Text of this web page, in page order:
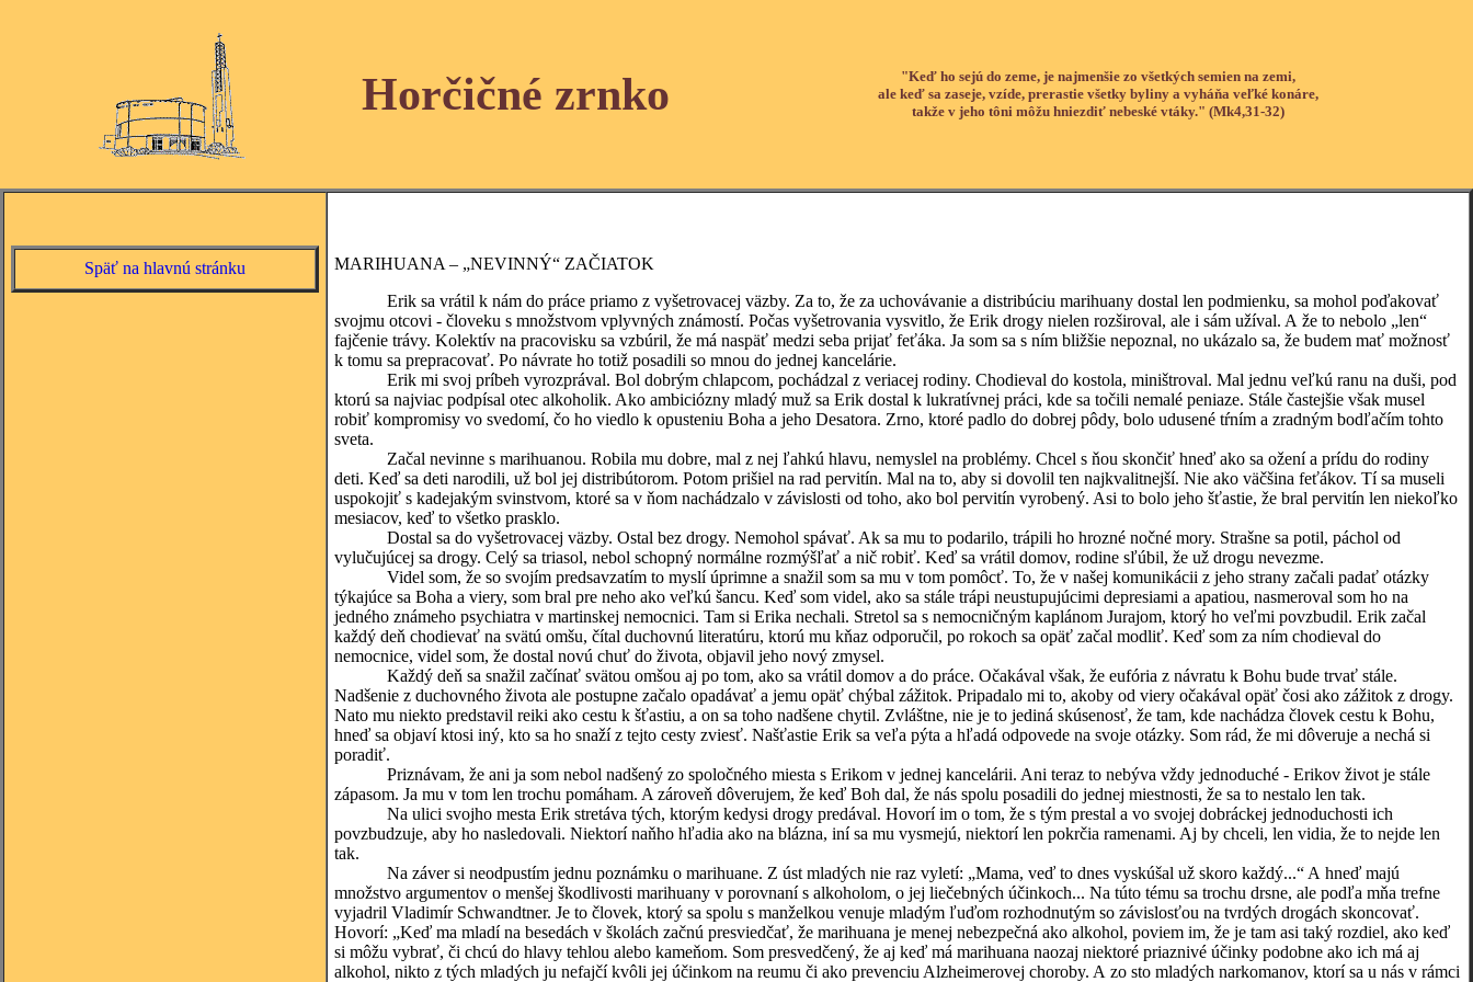
Horčičné zrnko
"Keď ho sejú do zeme, je najmenšie zo všetkých semien na zemi,
ale keď sa zaseje, vzíde, prerastie všetky byliny a vyháňa veľké konáre,
takže v jeho tôni môžu hniezdiť nebeské vtáky." (Mk4,31-32)
Späť na hlavnú stránku
MARIHUANA – „NEVINNÝ“ ZAČIATOK
Erik sa vrátil k nám do práce priamo z vyšetrovacej väzby. Za to, že za uchovávanie a distribúciu marihuany dostal len podmienku, sa mohol poďakovať
svojmu otcovi - človeku s množstvom vplyvných známostí. Počas vyšetrovania vysvitlo, že Erik drogy nielen rozširoval, ale i sám užíval. A že to nebolo „len“
fajčenie trávy. Kolektív na pracovisku sa vzbúril, že má naspäť medzi seba prijať feťáka. Ja som sa s ním bližšie nepoznal, no ukázalo sa, že budem mať možnosť
k tomu sa prepracovať. Po návrate ho totiž posadili so mnou do jednej kancelárie.
Erik mi svoj príbeh vyrozprával. Bol dobrým chlapcom, pochádzal z veriacej rodiny. Chodieval do kostola, miništroval. Mal jednu veľkú ranu na duši, pod
ktorú sa najviac podpísal otec alkoholik. Ako ambiciózny mladý muž sa Erik dostal k lukratívnej práci, kde sa točili nemalé peniaze. Stále častejšie však musel
robiť kompromisy vo svedomí, čo ho viedlo k opusteniu Boha a jeho Desatora. Zrno, ktoré padlo do dobrej pôdy, bolo udusené tŕním a zradným bodľačím tohto
sveta.
Začal nevinne s marihuanou. Robila mu dobre, mal z nej ľahkú hlavu, nemyslel na problémy. Chcel s ňou skončiť hneď ako sa ožení a prídu do rodiny
deti. Keď sa deti narodili, už bol jej distribútorom. Potom prišiel na rad pervitín. Mal na to, aby si dovolil ten najkvalitnejší. Nie ako väčšina feťákov. Tí sa museli
uspokojiť s kadejakým svinstvom, ktoré sa v ňom nachádzalo v závislosti od toho, ako bol pervitín vyrobený. Asi to bolo jeho šťastie, že bral pervitín len niekoľko
mesiacov, keď to všetko prasklo.
Dostal sa do vyšetrovacej väzby. Ostal bez drogy. Nemohol spávať. Ak sa mu to podarilo, trápili ho hrozné nočné mory. Strašne sa potil, páchol od
vylučujúcej sa drogy. Celý sa triasol, nebol schopný normálne rozmýšľať a nič robiť. Keď sa vrátil domov, rodine sľúbil, že už drogu nevezme.
Videl som, že so svojím predsavzatím to myslí úprimne a snažil som sa mu v tom pomôcť. To, že v našej komunikácii z jeho strany začali padať otázky
týkajúce sa Boha a viery, som bral pre neho ako veľkú šancu. Keď som videl, ako sa stále trápi neustupujúcimi depresiami a apatiou, nasmeroval som ho na
jedného známeho psychiatra v martinskej nemocnici. Tam si Erika nechali. Stretol sa s nemocničným kaplánom Jurajom, ktorý ho veľmi povzbudil. Erik začal
každý deň chodievať na svätú omšu, čítal duchovnú literatúru, ktorú mu kňaz odporučil, po rokoch sa opäť začal modliť. Keď som za ním chodieval do
nemocnice, videl som, že dostal novú chuť do života, objavil jeho nový zmysel.
Každý deň sa snažil začínať svätou omšou aj po tom, ako sa vrátil domov a do práce. Očakával však, že eufória z návratu k Bohu bude trvať stále.
Nadšenie z duchovného života ale postupne začalo opadávať a jemu opäť chýbal zážitok. Pripadalo mi to, akoby od viery očakával opäť čosi ako zážitok z drogy.
Nato mu niekto predstavil reiki ako cestu k šťastiu, a on sa toho nadšene chytil. Zvláštne, nie je to jediná skúsenosť, že tam, kde nachádza človek cestu k Bohu,
hneď sa objaví ktosi iný, kto sa ho snaží z tejto cesty zviesť. Našťastie Erik sa veľa pýta a hľadá odpovede na svoje otázky. Som rád, že mi dôveruje a nechá si
poradiť.
Priznávam, že ani ja som nebol nadšený zo spoločného miesta s Erikom v jednej kancelárii. Ani teraz to nebýva vždy jednoduché - Erikov život je stále
zápasom. Ja mu v tom len trochu pomáham. A zároveň dôverujem, že keď Boh dal, že nás spolu posadili do jednej miestnosti, že sa to nestalo len tak.
Na ulici svojho mesta Erik stretáva tých, ktorým kedysi drogy predával. Hovorí im o tom, že s tým prestal a vo svojej dobráckej jednoduchosti ich
povzbudzuje, aby ho nasledovali. Niektorí naňho hľadia ako na blázna, iní sa mu vysmejú, niektorí len pokrčia ramenami. Aj by chceli, len vidia, že to nejde len
tak.
Na záver si neodpustím jednu poznámku o marihuane. Z úst mladých nie raz vyletí: „Mama, veď to dnes vyskúšal už skoro každý...“ A hneď majú
množstvo argumentov o menšej škodlivosti marihuany v porovnaní s alkoholom, o jej liečebných účinkoch... Na túto tému sa trochu drsne, ale podľa mňa trefne
vyjadril Vladimír Schwandtner. Je to človek, ktorý sa spolu s manželkou venuje mladým ľuďom rozhodnutým so závislosťou na tvrdých drogách skoncovať.
Hovorí: „Keď ma mladí na besedách v školách začnú presviedčať, že marihuana je menej nebezpečná ako alkohol, poviem im, že je tam asi taký rozdiel, ako keď
si môžu vybrať, či chcú do hlavy tehlou alebo kameňom. Som presvedčený, že aj keď má marihuana naozaj niektoré priaznivé účinky podobne ako ich má aj
alkohol, nikto z tých mladých ju nefajčí kvôli jej účinkom na reumu či ako prevenciu Alzheimerovej choroby. A zo sto mladých narkomanov, ktorí sa u nás v rámci